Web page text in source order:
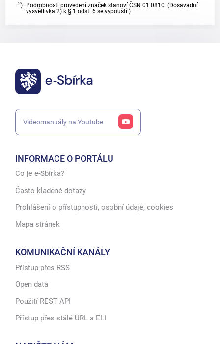
2) Podrobnosti provedení značek stanoví ČSN 01 0810. (Dosavadní
vysvětlivka 2) k § 1 odst. 6 se vypouští.)
Videomanuály na Youtube
INFORMACE O PORTÁLU
Co je e-Sbírka?
Často kladené dotazy
Prohlášení o přístupnosti, osobní údaje, cookies
Mapa stránek
KOMUNIKAČNÍ KANÁLY
Přístup přes RSS
Open data
Použití REST API
Přístup přes stálé URL a ELI